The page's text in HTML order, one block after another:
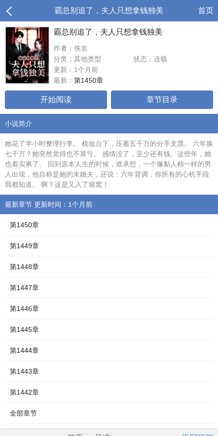
霸总别追了，夫人只想拿钱独美 首页
霸总别追了，夫人只想拿钱独美
作者：佚名
分类：其他类型
状态：连载
更新：1个月前
最新： 第1450章
开始阅读 章节目录
小说简介
她花了半小时整理行李。 梳妆台下，压着五千万的分手支票。 六年换
七千万？她突然觉得也不算亏。 感情没了，至少还有钱。这些年，她
也着实累了。 回到原本人生的时候，谁承想，一个像黏人精一样的男
人出现，他自称是她的未婚夫，还说：六年背调，你所有的心机手段
我都知道。 啊？这是又入了狼窝！
最新章节 更新时间：1个月前
第1450章
第1449章
第1448章
第1447章
第1446章
第1445章
第1444章
第1443章
第1442章
全部章节